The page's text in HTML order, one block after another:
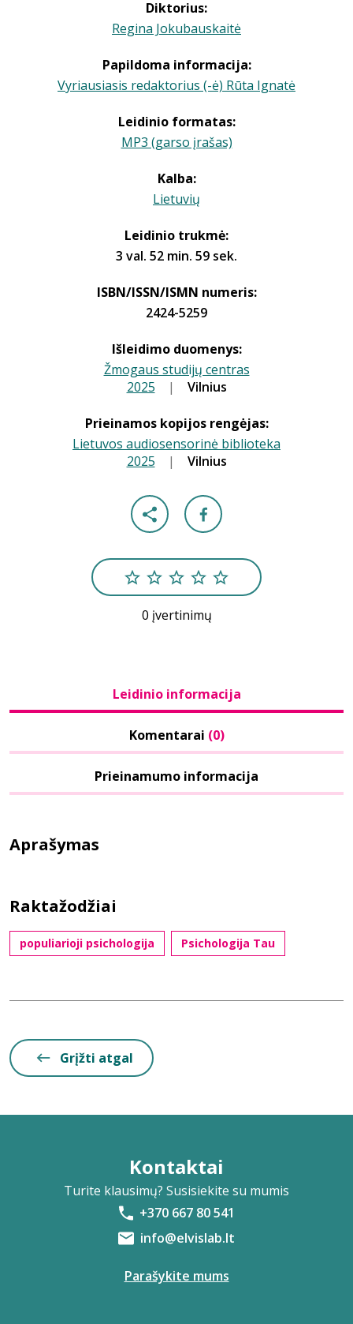
Diktorius:
Regina Jokubauskaitė
Papildoma informacija:
Vyriausiasis redaktorius (-ė) Rūta Ignatė
Leidinio formatas:
MP3 (garso įrašas)
Kalba:
Lietuvių
Leidinio trukmė:
3 val. 52 min. 59 sek.
ISBN/ISSN/ISMN numeris:
2424-5259
Išleidimo duomenys:
Žmogaus studijų centras
2025 | Vilnius
Prieinamos kopijos rengėjas:
Lietuvos audiosensorinė biblioteka
2025 | Vilnius
0 įvertinimų
Leidinio informacija
Komentarai (0)
Prieinamumo informacija
Aprašymas
Raktažodžiai
populiarioji psichologija Psichologija Tau
Grįžti atgal
Kontaktai
Turite klausimų? Susisiekite su mumis
+370 667 80 541
info@elvislab.lt
Parašykite mums